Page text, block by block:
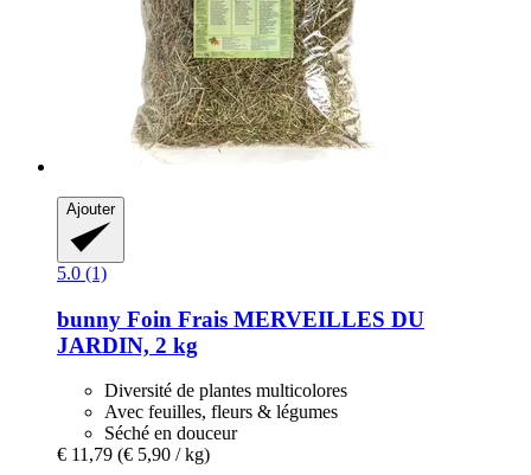
Ajouter
5.0 (1)
bunny Foin Frais MERVEILLES DU
JARDIN, 2 kg
Diversité de plantes multicolores
Avec feuilles, fleurs & légumes
Séché en douceur
€ 11,79 (€ 5,90 / kg)